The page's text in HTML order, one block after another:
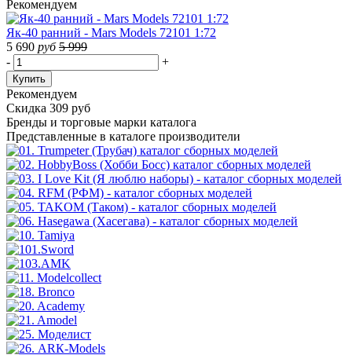
Рекомендуем
Як-40 ранний - Mars Models 72101 1:72
5 690 руб 5 999
-
+
Купить
Рекомендуем
Скидка 309 руб
Бренды и торговые марки каталога
Представленные в каталоге производители